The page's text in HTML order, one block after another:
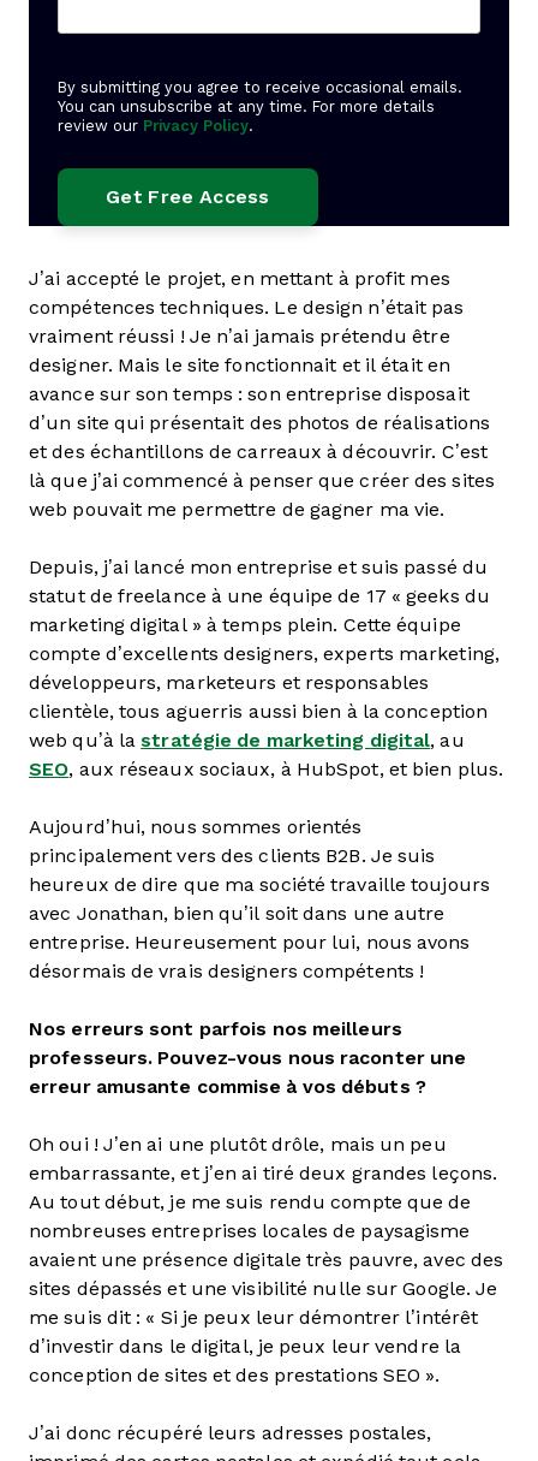
By submitting you agree to receive occasional emails.
You can unsubscribe at any time. For more details
review our Privacy Policy.
J’ai accepté le projet, en mettant à profit mes
compétences techniques. Le design n’était pas
vraiment réussi ! Je n’ai jamais prétendu être
designer. Mais le site fonctionnait et il était en
avance sur son temps : son entreprise disposait
d’un site qui présentait des photos de réalisations
et des échantillons de carreaux à découvrir. C’est
là que j’ai commencé à penser que créer des sites
web pouvait me permettre de gagner ma vie.
Depuis, j’ai lancé mon entreprise et suis passé du
statut de freelance à une équipe de 17 « geeks du
marketing digital » à temps plein. Cette équipe
compte d’excellents designers, experts marketing,
développeurs, marketeurs et responsables
clientèle, tous aguerris aussi bien à la conception
web qu’à lastratégie de marketing digital, au
SEO, aux réseaux sociaux, à HubSpot, et bien plus.
Aujourd’hui, nous sommes orientés
principalement vers des clients B2B. Je suis
heureux de dire que ma société travaille toujours
avec Jonathan, bien qu’il soit dans une autre
entreprise. Heureusement pour lui, nous avons
désormais de vrais designers compétents !
Nos erreurs sont parfois nos meilleurs
professeurs. Pouvez-vous nous raconter une
erreur amusante commise à vos débuts ?
Oh oui ! J’en ai une plutôt drôle, mais un peu
embarrassante, et j’en ai tiré deux grandes leçons.
Au tout début, je me suis rendu compte que de
nombreuses entreprises locales de paysagisme
avaient une présence digitale très pauvre, avec des
sites dépassés et une visibilité nulle sur Google. Je
me suis dit : « Si je peux leur démontrer l’intérêt
d’investir dans le digital, je peux leur vendre la
conception de sites et des prestations SEO ».
J’ai donc récupéré leurs adresses postales,